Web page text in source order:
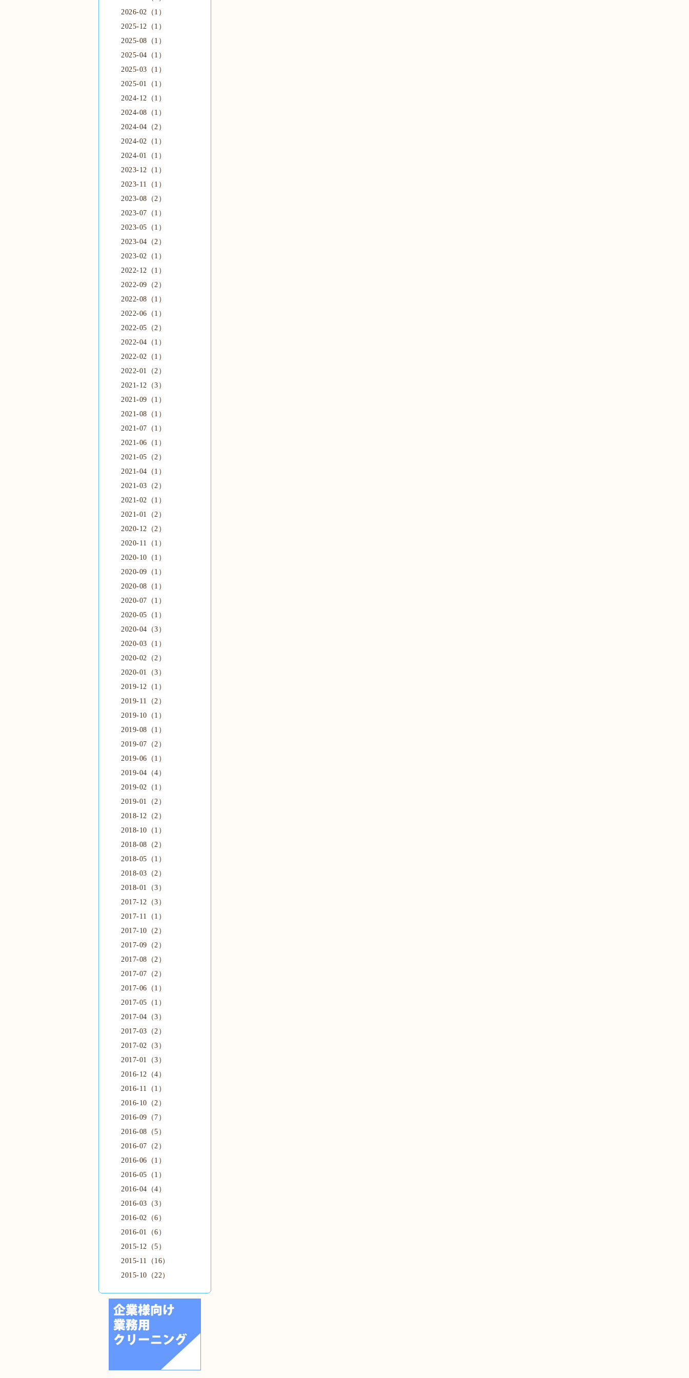
2026-02（1）
2025-12（1）
2025-08（1）
2025-04（1）
2025-03（1）
2025-01（1）
2024-12（1）
2024-08（1）
2024-04（2）
2024-02（1）
2024-01（1）
2023-12（1）
2023-11（1）
2023-08（2）
2023-07（1）
2023-05（1）
2023-04（2）
2023-02（1）
2022-12（1）
2022-09（2）
2022-08（1）
2022-06（1）
2022-05（2）
2022-04（1）
2022-02（1）
2022-01（2）
2021-12（3）
2021-09（1）
2021-08（1）
2021-07（1）
2021-06（1）
2021-05（2）
2021-04（1）
2021-03（2）
2021-02（1）
2021-01（2）
2020-12（2）
2020-11（1）
2020-10（1）
2020-09（1）
2020-08（1）
2020-07（1）
2020-05（1）
2020-04（3）
2020-03（1）
2020-02（2）
2020-01（3）
2019-12（1）
2019-11（2）
2019-10（1）
2019-08（1）
2019-07（2）
2019-06（1）
2019-04（4）
2019-02（1）
2019-01（2）
2018-12（2）
2018-10（1）
2018-08（2）
2018-05（1）
2018-03（2）
2018-01（3）
2017-12（3）
2017-11（1）
2017-10（2）
2017-09（2）
2017-08（2）
2017-07（2）
2017-06（1）
2017-05（1）
2017-04（3）
2017-03（2）
2017-02（3）
2017-01（3）
2016-12（4）
2016-11（1）
2016-10（2）
2016-09（7）
2016-08（5）
2016-07（2）
2016-06（1）
2016-05（1）
2016-04（4）
2016-03（3）
2016-02（6）
2016-01（6）
2015-12（5）
2015-11（16）
2015-10（22）